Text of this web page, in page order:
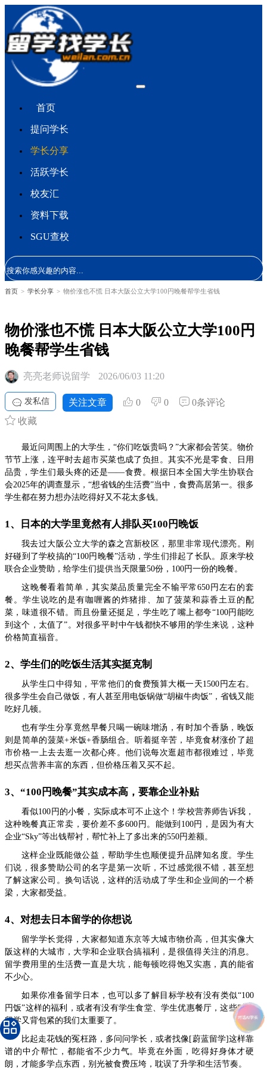
首页
提问学长
学长分享
活跃学长
校友汇
资料下载
SGU查校
首页 > 学长分享 > 物价涨也不慌 日本大阪公立大学100円晚餐帮学生省钱
物价涨也不慌 日本大阪公立大学100円
晚餐帮学生省钱
亮亮老师说留学 2026/06/03 11:20
发私信 关注文章 0 0
0条评论
收藏
最近问周围上的大学生，“你们吃饭贵吗？”大家都会苦笑。物价
节节上涨，连平时去超市买菜也成了负担。其实不光是零食、日用
品贵，学生们最头疼的还是——食费。根据日本全国大学生协联合
会2025年的调查显示，“想省钱的生活费”当中，食费高居第一。很多
学生都在努力想办法吃得好又不花太多钱。
1、日本的大学里竟然有人排队买100円晚饭
我去过大阪公立大学的森之宫新校区，那里非常现代漂亮。刚
好碰到了学校搞的“100円晚餐”活动，学生们排起了长队。原来学校
联合企业赞助，给学生们提供当天限量50份，100円一份的晚餐。
这晚餐看着简单，其实菜品质量完全不输平常650円左右的套
餐。学生说吃的是有咖喱酱的炸猪排、加了菠菜和蒜香土豆的配
菜，味道很不错。而且份量还挺足，学生吃了嘴上都夸“100円能吃
到这个，太值了”。对很多平时中午钱都快不够用的学生来说，这种
价格简直福音。
2、学生们的吃饭生活其实挺克制
从学生口中得知，平常他们的食费预算大概一天1500円左右。
很多学生会自己做饭，有人甚至用电饭锅做“胡椒牛肉饭”，省钱又能
吃好几顿。
也有学生分享竟然早餐只喝一碗味增汤，有时加个香肠，晚饭
则是简单的菠菜+米饭+香肠组合。听着挺辛苦，毕竟食材涨价了超
市价格一上去去逛一次都心疼。他们说每次逛超市都很难过，毕竟
想买点营养丰富的东西，但价格压着又买不起。
3、“100円晚餐”其实成本高，要靠企业补贴
看似100円的小餐，实际成本可不止这个！学校营养师告诉我，
这种晚餐真正常卖，要价差不多600円。能做到100円，是因为有大
企业“Sky”等出钱帮衬，帮忙补上了多出来的550円差额。
这样企业既能做公益，帮助学生也顺便提升品牌知名度。学生
们说，很多赞助公司的名字是第一次听，不过感觉很不错，甚至想
了解这家公司。换句话说，这样的活动成了学生和企业间的一个桥
梁，大家都受益。
4、对想去日本留学的你想说
留学学长觉得，大家都知道东京等大城市物价高，但其实像大
阪这样的大城市，大学和企业联合搞福利，是很值得关注的消息。
留学费用里的生活费一直是大坑，能每顿吃得饱又实惠，真的能省
不少心。
如果你准备留学日本，也可以多了解目标学校有没有类似“100
円饭”这样的福利，或者有没有学生食堂、学生优惠餐厅，这些对刚
留学又背包紧的我们太重要了。
比起走花钱的冤枉路，多问问学长，或者找像[蔚蓝留学]这样靠
谱的中介帮忙，都能省不少力气。毕竟在外面，吃得好身体才硬
朗，才能多学点东西，别光被食费压垮，耽误了升学和生活节奏。